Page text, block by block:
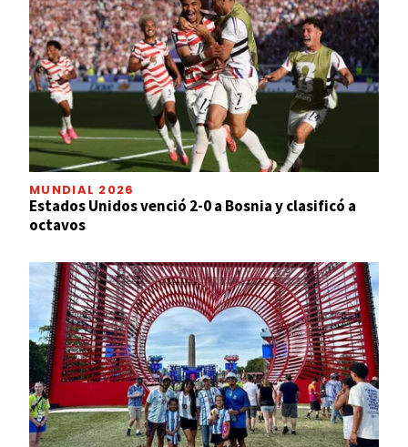
MUNDIAL 2026
Estados Unidos venció 2-0 a Bosnia y clasificó a
octavos